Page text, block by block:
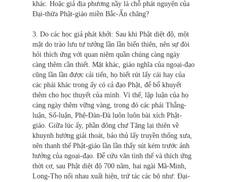
khác. Hoặc giả địa phương nầy là chỗ phát nguyện của
Đại-thừa Phật-giáo miền Bắc-Ấn chăng?
3. Do các học giả phát khởi: Sau khi Phật diệt độ, một
mặt do trào lưu tư tưởng lần lần biến thiên, nên sự đòi
hỏi thích ứng với quan niệm quần chúng càng ngày
càng thêm cần thiết. Mặt khác, giáo nghĩa của ngoại-đạo
cũng lần lần được cải tiến, họ biết rút lấy cái hay của
các phái khác trong ấy có cả đạo Phật, để bổ khuyết
thêm cho học thuyết của mình. Vì thế, lập luận của họ
càng ngày thêm vững vàng, trong đó các phái Thắng-
luận, Số-luận, Phệ-Ðàn-Đà luôn luôn bài xích Phật-
giáo. Giữa lúc ấy, phần đông chư Tăng lại thiên về
khuynh hướng giải thoát, bảo thủ lấy truyền thống xưa,
nên thanh thế Phật-giáo lần lần thấy sút kém trước ảnh
hưởng của ngoại-đạo. Để cứu vãn tình thế và thích ứng
thời cơ, sau Phật diệt độ 700 năm, hai ngài Mã-Minh,
Long-Thọ nối nhau xuất hiện, trứ tác các bộ như: Đại-